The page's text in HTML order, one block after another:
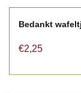
Bedankt
€2,25